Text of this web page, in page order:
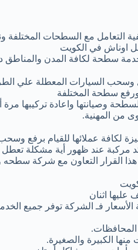
التعامل مع السطحات
اوناش في الكويت
سطحة لكافة المدن والمناطق
السيارات المعطلة علي
سطحة المختلفة
وصيانتها واعادة تركيبها
من المهنية.
عملائها للقيام برفع وسحب
عند ظهور أية مشكلة تعطل
هذا القرار التعاون مع شركة
اثنان
فـ الشركة توفر جميع
الكبيرة والصغيرة.